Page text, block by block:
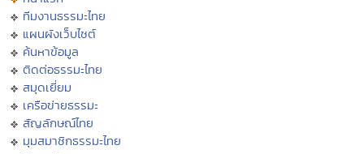
ทีมงานธรรมะไทย
แผนผังเว็บไซต์
ค้นหาข้อมูล
ติดต่อธรรมะไทย
สมุดเยี่ยม
เครือข่ายธรรมะ
สัญลักษณ์ไทย
มุมสมาชิกธรรมะไทย